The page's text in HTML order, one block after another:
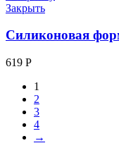
Закрыть
Силиконовая
619 Р
1
2
3
4
→